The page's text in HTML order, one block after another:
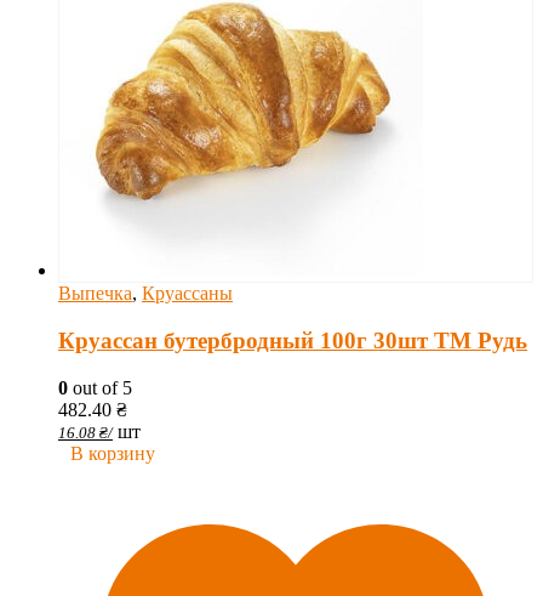
Выпечка, Круассаны
Круассан бутербродный 100г 30шт ТМ Рудь
0 out of 5
482.40 ₴
16.08 ₴/ шт
В корзину